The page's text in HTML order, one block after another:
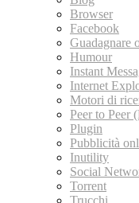
Browser
Facebook
Guadagnare
Humour
Instant
Internet
Motori di
Peer to Peer
Plugin
Pubblicità
Inutility
Social
Torrent
Trucchi